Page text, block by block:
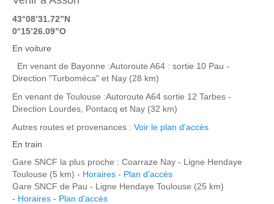
43°08’31.72’’N
0°15’26.09’’O
En voiture
En venant de Bayonne :Autoroute A64 : sortie 10 Pau -
Direction "Turboméca" et Nay (28 km)
En venant de Toulouse :Autoroute A64 sortie 12 Tarbes -
Direction Lourdes, Pontacq et Nay (32 km)
Autres routes et provenances : Voir le plan d'accès
En train
Gare SNCF la plus proche : Coarraze Nay - Ligne Hendaye
Toulouse (5 km) - Horaires - Plan d'accès
Gare SNCF de Pau - Ligne Hendaye Toulouse (25 km)
- Horaires - Plan d'accès